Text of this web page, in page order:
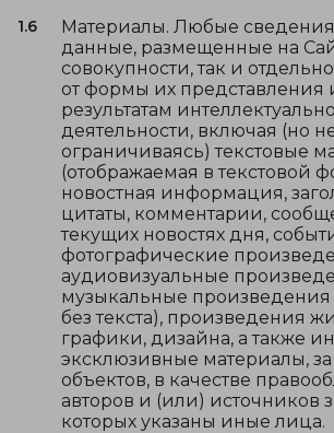
1.6
Материалы. Любые
данные, размещенные на
совокупности, так и
от формы их представления
результатам
деятельности, включая (но
ограничиваясь) текстовые
(отображаемая в текстовой
новостная информация,
цитаты, комментарии,
текущих новостях дня,
фотографические
аудиовизуальные
музыкальные произведения
без текста), произведения
графики, дизайна, а также
эксклюзивные материалы,
объектов, в качестве
авторов и (или) источников
которых указаны иные лица.